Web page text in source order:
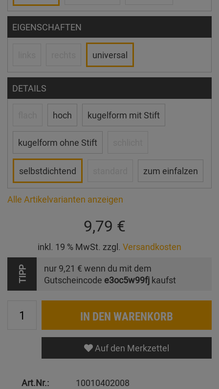
EIGENSCHAFTEN
universal
DETAILS
hoch kugelform mit Stift
kugelform ohne Stift
selbstdichtend zum einfalzen
Alle Artikelvarianten anzeigen
9,79 €
inkl. 19 % MwSt. zzgl. Versandkosten
TIPP nur 9,21 € wenn du mit dem
Gutscheincode e3oc5w99fj kaufst
IN DEN WARENKORB
Auf den Merkzettel
Art.Nr.:
10010402008